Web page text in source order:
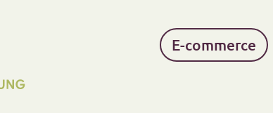
E-commerce